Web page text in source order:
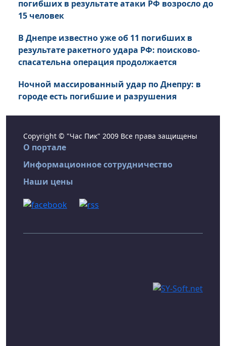
погибших в результате атаки РФ возросло до
15 человек
В Днепре известно уже об 11 погибших в
результате ракетного удара РФ: поисково-
спасательна операция продолжается
Ночной массированный удар по Днепру: в
городе есть погибшие и разрушения
Copyright © "Час Пик" 2009 Все права защищены
О портале
Информационное сотрудничество
Наши цены